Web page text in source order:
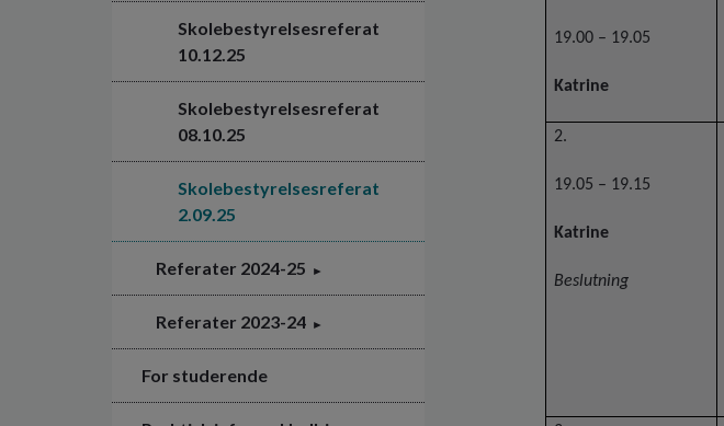
Skolebestyrelsesreferat
10.12.25
Skolebestyrelsesreferat
08.10.25
Skolebestyrelsesreferat
2.09.25
Referater 2024-25
Referater 2023-24
For studerende
19.00 – 19.05
Katrine
2.
19.05 – 19.15
Katrine
Beslutning